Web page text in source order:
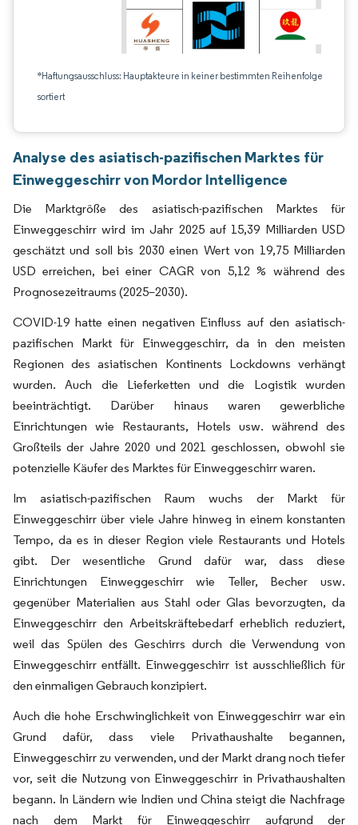
*Haftungsausschluss: Hauptakteure in keiner bestimmten Reihenfolge
sortiert
Analyse des asiatisch-pazifischen Marktes für
Einweggeschirr von Mordor Intelligence
Die Marktgröße des asiatisch-pazifischen Marktes für
Einweggeschirr wird im Jahr 2025 auf 15,39 Milliarden USD
geschätzt und soll bis 2030 einen Wert von 19,75 Milliarden
USD erreichen, bei einer CAGR von 5,12 % während des
Prognosezeitraums (2025–2030).
COVID-19 hatte einen negativen Einfluss auf den asiatisch-
pazifischen Markt für Einweggeschirr, da in den meisten
Regionen des asiatischen Kontinents Lockdowns verhängt
wurden. Auch die Lieferketten und die Logistik wurden
beeinträchtigt. Darüber hinaus waren gewerbliche
Einrichtungen wie Restaurants, Hotels usw. während des
Großteils der Jahre 2020 und 2021 geschlossen, obwohl sie
potenzielle Käufer des Marktes für Einweggeschirr waren.
Im asiatisch-pazifischen Raum wuchs der Markt für
Einweggeschirr über viele Jahre hinweg in einem konstanten
Tempo, da es in dieser Region viele Restaurants und Hotels
gibt. Der wesentliche Grund dafür war, dass diese
Einrichtungen Einweggeschirr wie Teller, Becher usw.
gegenüber Materialien aus Stahl oder Glas bevorzugten, da
Einweggeschirr den Arbeitskräftebedarf erheblich reduziert,
weil das Spülen des Geschirrs durch die Verwendung von
Einweggeschirr entfällt. Einweggeschirr ist ausschließlich für
den einmaligen Gebrauch konzipiert.
Auch die hohe Erschwinglichkeit von Einweggeschirr war ein
Grund dafür, dass viele Privathaushalte begannen,
Einweggeschirr zu verwenden, und der Markt drang noch tiefer
vor, seit die Nutzung von Einweggeschirr in Privathaushalten
begann. In Ländern wie Indien und China steigt die Nachfrage
nach dem Markt für Einweggeschirr aufgrund der